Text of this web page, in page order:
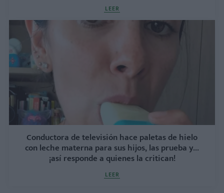
LEER
Conductora de televisión hace paletas de hielo
con leche materna para sus hijos, las prueba y...
¡así responde a quienes la critican!
LEER